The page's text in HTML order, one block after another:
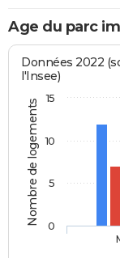
Age du parc
Nombre de logements
Données 2022
l'Insee)
0
5
10
15